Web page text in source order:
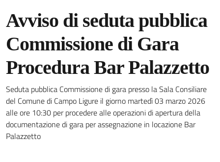
Avviso di seduta pubblica
Commissione di Gara
Procedura Bar Palazzetto
Dettagli della notizia
Seduta pubblica Commissione di gara presso la Sala Consiliare
del Comune di Campo Ligure il giorno martedì 03 marzo 2026
alle ore 10:30 per procedere alle operazioni di apertura della
documentazione di gara per assegnazione in locazione Bar
Palazzetto